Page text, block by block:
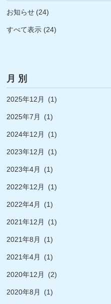
お知らせ (24)
すべて表示 (24)
月 別
2025年12月 (1)
2025年7月 (1)
2024年12月 (1)
2023年12月 (1)
2023年4月 (1)
2022年12月 (1)
2022年4月 (1)
2021年12月 (1)
2021年8月 (1)
2021年4月 (1)
2020年12月 (2)
2020年8月 (1)